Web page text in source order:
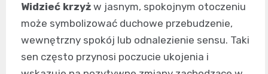
Widzieć krzyż w jasnym, spokojnym otoczeniu
może symbolizować duchowe przebudzenie,
wewnętrzny spokój lub odnalezienie sensu. Taki
sen często przynosi poczucie ukojenia i